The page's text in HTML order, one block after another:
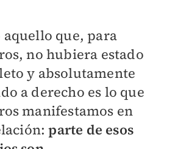
aquello que, para
no hubiera estado
y absolutamente
a derecho es lo que
manifestamos en
parte de esos